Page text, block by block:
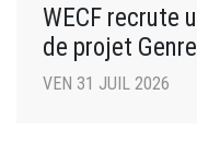
WECF recrute
de projet
VEN 31 JUIL 2026